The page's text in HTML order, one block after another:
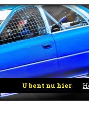
U bent nu hier